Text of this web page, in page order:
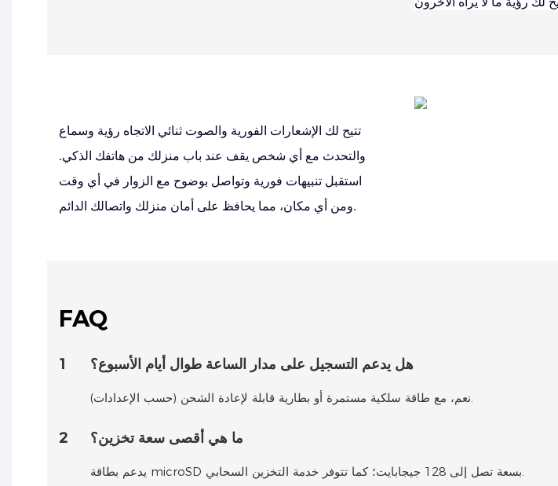
تتيح لك الإشعارات الفورية والصوت ثنائي الاتجاه رؤية وسماع
والتحدث مع أي شخص يقف عند باب منزلك من هاتفك الذكي.
استقبل تنبيهات فورية وتواصل بوضوح مع الزوار في أي وقت
ومن أي مكان، مما يحافظ على أمان منزلك واتصالك الدائم.
FAQ
1 هل يدعم التسجيل على مدار الساعة طوال أيام الأسبوع؟
2 ما هي أقصى سعة تخزين؟